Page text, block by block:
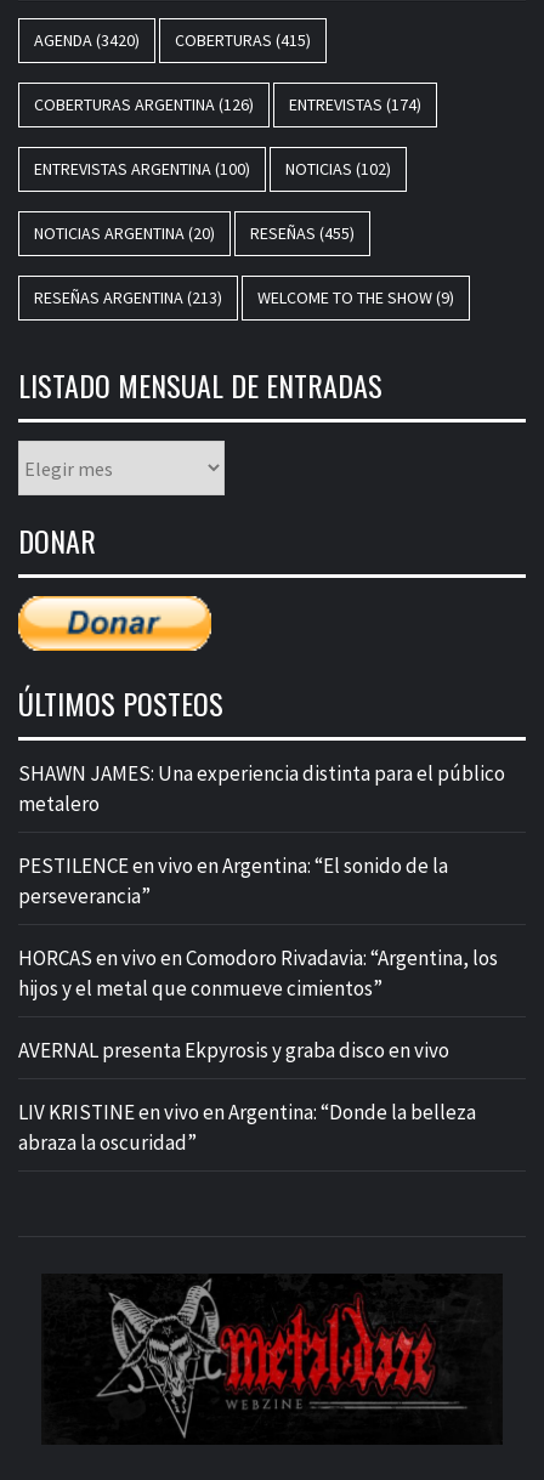
AGENDA(3420) COBERTURAS (415)
COBERTURAS ARGENTINA(126) ENTREVISTAS (174)
ENTREVISTAS ARGENTINA(100) NOTICIAS (102)
NOTICIAS ARGENTINA(20) RESEÑAS (455)
RESEÑAS ARGENTINA(213) WELCOME TO THE SHOW(9)
LISTADO MENSUAL DE ENTRADAS
mensual
entradas
DONAR
ÚLTIMOS POSTEOS
SHAWN JAMES: Una experiencia distinta para el público
metalero
PESTILENCE en vivo en Argentina: “El sonido de la
perseverancia”
HORCAS en vivo en Comodoro Rivadavia: “Argentina, los
hijos y el metal que conmueve cimientos”
AVERNAL presenta Ekpyrosis y graba disco en vivo
LIV KRISTINE en vivo en Argentina: “Donde la belleza
abraza la oscuridad”